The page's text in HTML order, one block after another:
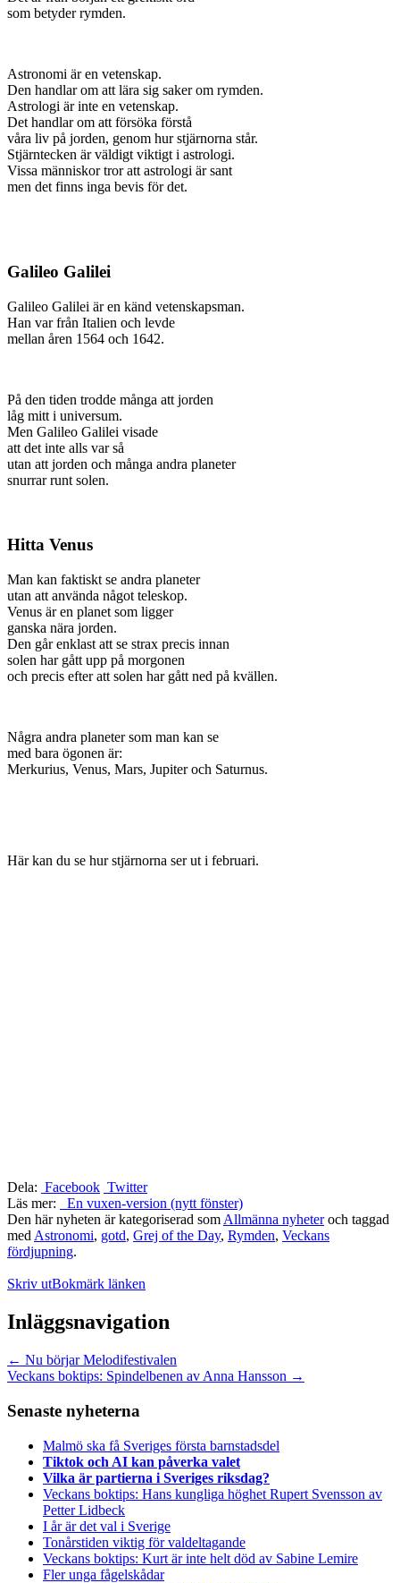
som betyder rymden.
Astronomi är en vetenskap.
Den handlar om att lära sig saker om rymden.
Astrologi är inte en vetenskap.
Det handlar om att försöka förstå
våra liv på jorden, genom hur stjärnorna står.
Stjärntecken är väldigt viktigt i astrologi.
Vissa människor tror att astrologi är sant
men det finns inga bevis för det.
Galileo Galilei
Galileo Galilei är en känd vetenskapsman.
Han var från Italien och levde
mellan åren 1564 och 1642.
På den tiden trodde många att jorden
låg mitt i universum.
Men Galileo Galilei visade
att det inte alls var så
utan att jorden och många andra planeter
snurrar runt solen.
Hitta Venus
Man kan faktiskt se andra planeter
utan att använda något teleskop.
Venus är en planet som ligger
ganska nära jorden.
Den går enklast att se strax precis innan
solen har gått upp på morgonen
och precis efter att solen har gått ned på kvällen.
Några andra planeter som man kan se
med bara ögonen är:
Merkurius, Venus, Mars, Jupiter och Saturnus.
Här kan du se hur stjärnorna ser ut i februari.
Dela: Facebook Twitter
Läs mer:
En vuxen-version (nytt fönster)
Den här nyheten är kategoriserad som Allmänna nyheteroch taggad
med Astronomi, gotd, Grej of the Day, Rymden, Veckans
fördjupning.
Skriv utBokmärk länken
Inläggsnavigation
← Nu börjar Melodifestivalen
Veckans boktips: Spindelbenen av Anna Hansson →
Senaste nyheterna
Malmö ska få Sveriges första barnstadsdel
Tiktok och AI kan påverka valet
Vilka är partierna i Sveriges riksdag?
Veckans boktips: Hans kungliga höghet Rupert Svensson av
Petter Lidbeck
I år är det val i Sverige
Tonårstiden viktig för valdeltagande
Veckans boktips: Kurt är inte helt död av Sabine Lemire
Fler unga fågelskådar